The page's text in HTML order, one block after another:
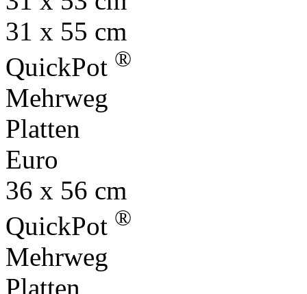
31 x 55 cm
QuickPot ®
Mehrweg
Platten
Euro
36 x 56 cm
QuickPot ®
Mehrweg
Platten